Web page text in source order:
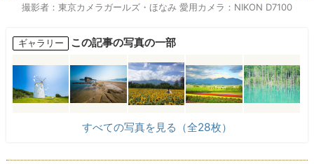
撮影者：東京カメラガールズ・ほなみ 愛用カメラ：NIKON D7100
ギャラリー この記事の写真の一部
すべての写真を見る（全28枚）